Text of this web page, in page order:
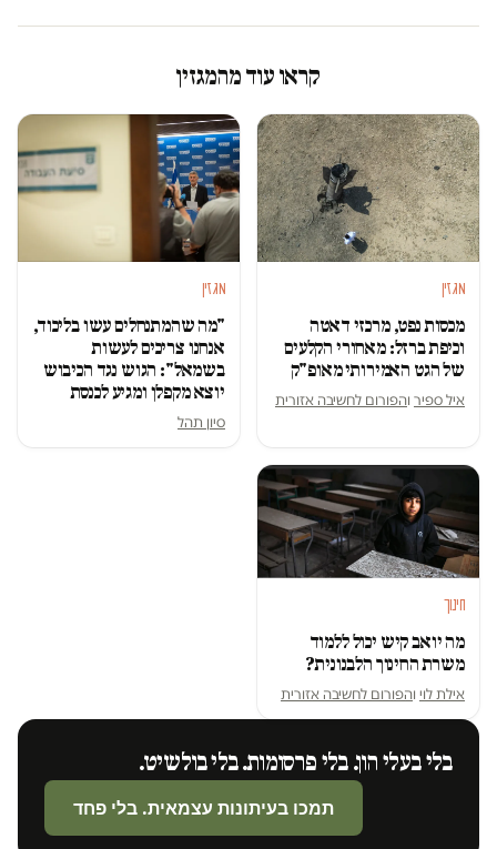
קראו עוד מהמגזין
מגזין
מכסות נפט, מרכזי דאטה
וכיפת ברזל: מאחורי הקלעים
של הגט האמירותי מאופ"ק
איל ספיר והפורום לחשיבה אזורית
מגזין
"מה שהמתנחלים עשו בליכוד,
אנחנו צריכים לעשות
בשמאל": הגוש נגד הכיבוש
יוצא מקפלן ומגיע לכנסת
סיון תהל
חינוך
מה יואב קיש יכול ללמוד
משרת החינוך הלבנונית?
אילת לוי והפורום לחשיבה אזורית
בלי בעלי הון. בלי פרסומות. בלי בולשיט.
תמכו בעיתונות עצמאית. בלי פחד